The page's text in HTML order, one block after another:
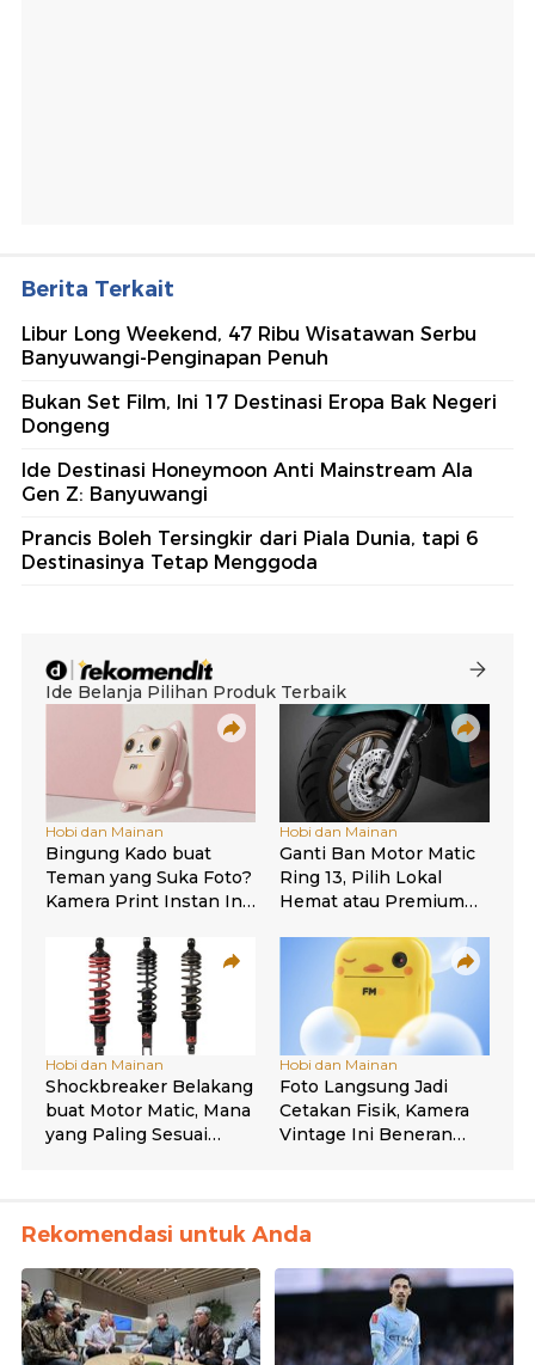
Berita Terkait
Libur Long Weekend, 47 Ribu Wisatawan Serbu
Banyuwangi-Penginapan Penuh
Bukan Set Film, Ini 17 Destinasi Eropa Bak Negeri
Dongeng
Ide Destinasi Honeymoon Anti Mainstream Ala
Gen Z: Banyuwangi
Prancis Boleh Tersingkir dari Piala Dunia, tapi 6
Destinasinya Tetap Menggoda
Rekomendasi untuk Anda